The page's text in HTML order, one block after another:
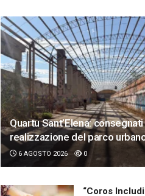
Quartu Sant’Elena:
realizzazione del parco
6 AGOSTO 2026 0
“Coros